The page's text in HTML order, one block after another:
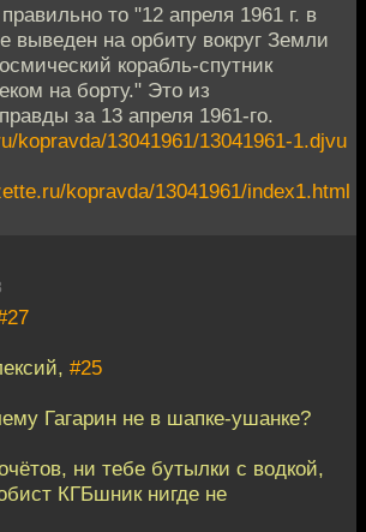
то "12 апреля 1961 г. в
выведен на орбиту вокруг Земли
корабль-спутник
на борту." Это из
за 13 апреля 1961-го.
kopravda/13041961/13041961-1.djvu
kopravda/13041961/index1.html
#25
Гагарин не в шапке-ушанке?
ни тебе бутылки с водкой,
КГБшник нигде не